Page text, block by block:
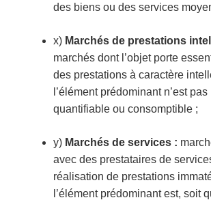
des biens ou des services
x) Marchés de prestations
marchés dont l’objet porte
des prestations à caractère
l’élément prédominant n’est
quantifiable ou consomptible ;
y) Marchés de services :
avec des prestataires de
réalisation de prestations
l’élément prédominant est, soit